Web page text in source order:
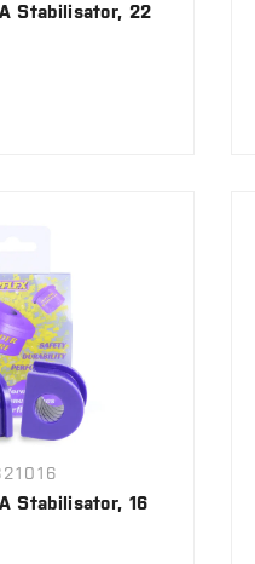
Stabilisator, 22
Stabilisator, 16